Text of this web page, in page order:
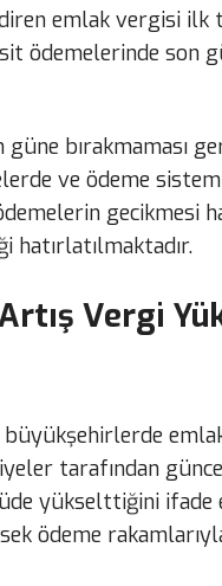
emlak vergisi ilk
ödemelerinde son
bırakmaması
ve ödeme
gecikmesi
hatırlatılmaktadır.
Vergi
tarafından
yükselttiğini ifade
ödeme rakamlarıyla